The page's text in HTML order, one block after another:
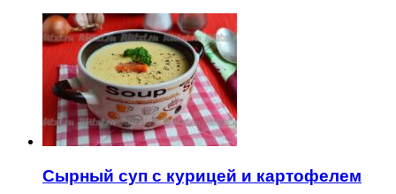
Сырный суп с курицей и картофелем